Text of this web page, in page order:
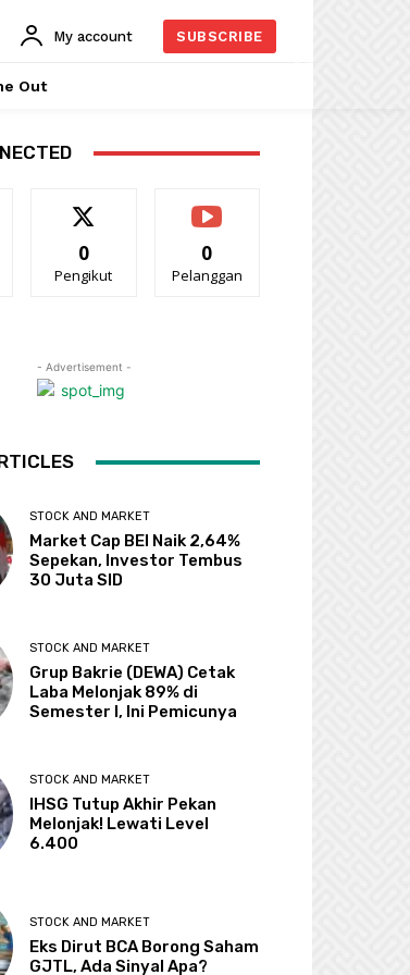
My account SUBSCRIBE
Out
0
Pengikut
0
Pelanggan
- Advertisement -
STOCK AND MARKET
Market Cap BEI Naik 2,64%
Sepekan, Investor Tembus
30 Juta SID
STOCK AND MARKET
Grup Bakrie (DEWA) Cetak
Laba Melonjak 89% di
Semester I, Ini Pemicunya
STOCK AND MARKET
IHSG Tutup Akhir Pekan
Melonjak! Lewati Level
6.400
STOCK AND MARKET
Eks Dirut BCA Borong Saham
GJTL, Ada Sinyal Apa?